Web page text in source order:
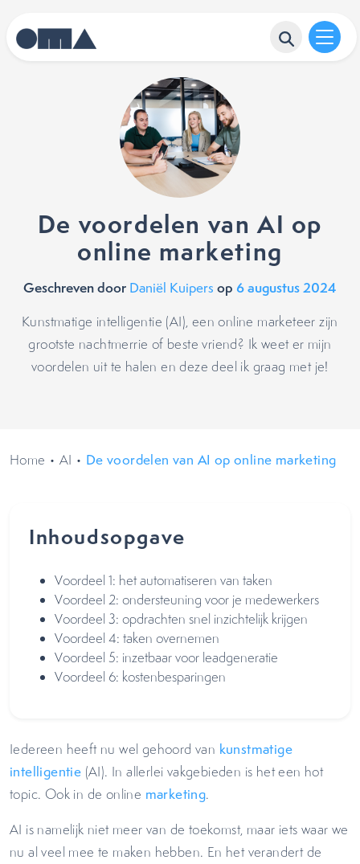
De voordelen van AI op
online marketing
Geschreven door Daniël Kuipers op 6 augustus 2024
Kunstmatige intelligentie (AI), een online marketeer zijn
grootste nachtmerrie of beste vriend? Ik weet er mijn
voordelen uit te halen en deze deel ik graag met je!
Home • AI • De voordelen van AI op online marketing
Inhoudsopgave
Voordeel 1: het automatiseren van taken
Voordeel 2: ondersteuning voor je medewerkers
Voordeel 3: opdrachten snel inzichtelijk krijgen
Voordeel 4: taken overnemen
Voordeel 5: inzetbaar voor leadgeneratie
Voordeel 6: kostenbesparingen
Iedereen heeft nu wel gehoord van kunstmatige
intelligentie (AI). In allerlei vakgebieden is het een hot
topic. Ook in de online marketing.
AI is namelijk niet meer van de toekomst, maar iets waar we
nu al veel mee te maken hebben. En het verandert de